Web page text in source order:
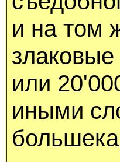
и на том
или
иными